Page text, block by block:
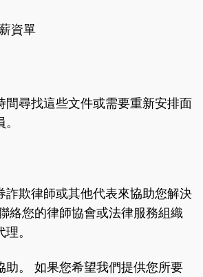
資單
間尋找這些文件或需要重新安排面
詐欺律師或其他代表來協助您解決
絡您的律師協會或法律服務組織
。
助。 如果您希望我們提供您所要